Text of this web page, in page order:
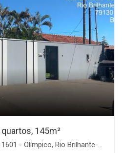
145m²
- Olímpico, Rio Brilhante-MS